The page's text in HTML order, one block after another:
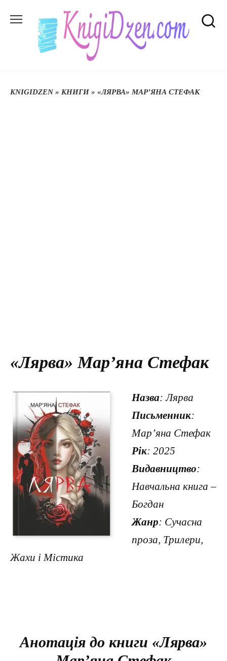
до
KNIGIDZEN» КНИГИ » «ЛЯРВА» МАР’ЯНА СТЕФАК
«Лярва» Мар’яна Стефак
Назва: Лярва
Письменник:
Мар’яна Стефак
Рік: 2025
Видавництво:
Навчальна книга –
Богдан
Жанр: Сучасна
проза, Трилери,
Жахи і Містика
Анотація до книги «Лярва»